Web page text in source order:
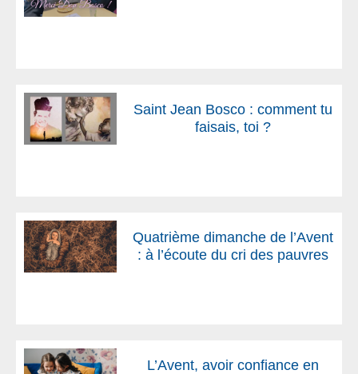
Saint Jean Bosco : comment tu
faisais, toi ?
Quatrième dimanche de l’Avent
: à l’écoute du cri des pauvres
L’Avent, avoir confiance en